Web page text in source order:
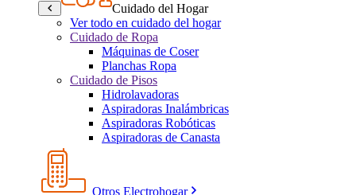
Cuidado del Hogar
Ver todo en cuidado del hogar
Cuidado de Ropa
Máquinas de Coser
Planchas Ropa
Cuidado de Pisos
Hidrolavadoras
Aspiradoras Inalámbricas
Aspiradoras Robóticas
Aspiradoras de Canasta
Otros Electrohogar